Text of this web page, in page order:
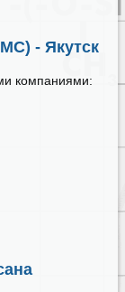
- Якутск
компаниями: